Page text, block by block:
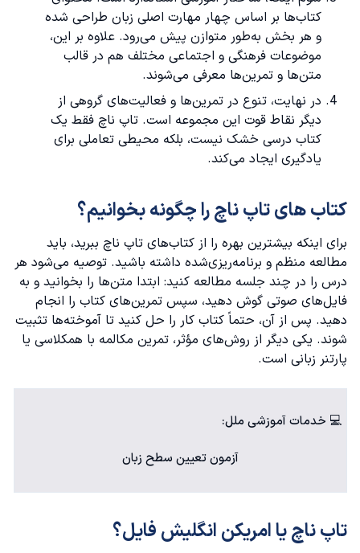
کتاب‌ها بر اساس چهار مهارت اصلی زبان طراحی شده
و هر بخش به‌طور متوازن پیش می‌رود. علاوه بر این،
موضوعات فرهنگی و اجتماعی مختلف هم در قالب
متن‌ها و تمرین‌ها معرفی می‌شوند.
در نهایت، تنوع در تمرین‌ها و فعالیت‌های گروهی از
دیگر نقاط قوت این مجموعه است. تاپ ناچ فقط یک
کتاب درسی خشک نیست، بلکه محیطی تعاملی برای
یادگیری ایجاد می‌کند.
کتاب های تاپ ناچ را چگونه بخوانیم؟
برای اینکه بیشترین بهره را از کتاب‌های تاپ ناچ ببرید، باید
مطالعه منظم و برنامه‌ریزی‌شده داشته باشید. توصیه می‌شود هر
درس را در چند جلسه مطالعه کنید: ابتدا متن‌ها را بخوانید و به
فایل‌های صوتی گوش دهید، سپس تمرین‌های کتاب را انجام
دهید. پس از آن، حتماً کتاب کار را حل کنید تا آموخته‌ها تثبیت
شوند. یکی دیگر از روش‌های مؤثر، تمرین مکالمه با همکلاسی یا
پارتنر زبانی است.
💻 خدمات آموزشی ملل:
آزمون تعیین سطح زبان
تاپ ناچ یا امریکن انگلیش فایل؟